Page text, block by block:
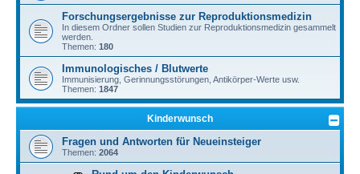
Forschungsergebnisse zur Reproduktionsmedizin
In diesem Ordner sollen Studien zur Reproduktionsmedizin gesammelt
werden.
Themen: 180
Immunologisches / Blutwerte
Immunisierung, Gerinnungsstörungen, Antikörper-Werte usw.
Themen: 1847
Kinderwunsch
Fragen und Antworten für Neueinsteiger
Themen: 2064